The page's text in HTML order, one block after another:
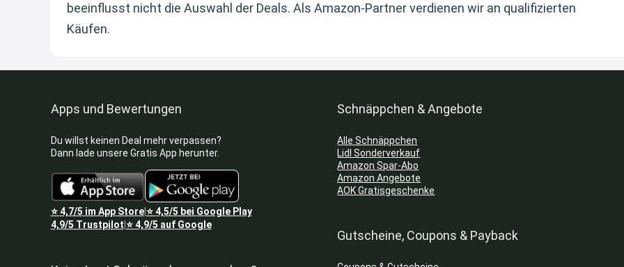
beeinflusst nicht die Auswahl der Deals. Als Amazon-Partner verdienen wir an qualifizierten
Käufen.
Apps und Bewertungen
Du willst keinen Deal mehr verpassen?
Dann lade unsere Gratis App herunter.
⭐4,7/5 im App Store|⭐4,5/5 bei Google Play
4,9/5 Trustpilot ⭐4,9/5 auf Google
Schnäppchen & Angebote
Alle Schnäppchen
Lidl Sonderverkauf
Amazon Spar-Abo
Amazon Angebote
AOK Gratisgeschenke
Gutscheine, Coupons & Payback